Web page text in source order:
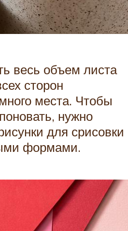
весь объем листа
сторон
места. Чтобы
нужно
для срисовки
формами.